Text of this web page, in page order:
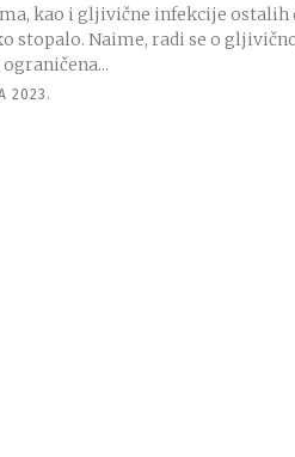
kao i gljivične infekcije ostalih
stopalo. Naime, radi se o
2023.